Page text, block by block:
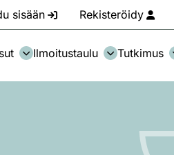
sisään Rekisteröidy
Ilmoitustaulu Tutkimus